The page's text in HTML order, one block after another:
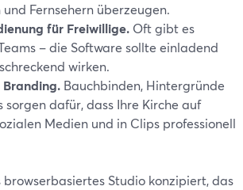
Fernsehern überzeugen.
für Freiwillige.Oft gibt es
– die Software sollte einladend
wirken.
Bauchbinden, Hintergründe
sorgen dafür, dass Ihre Kirche auf
Medien und in Clips professionell
browserbasiertes Studio konzipiert, das